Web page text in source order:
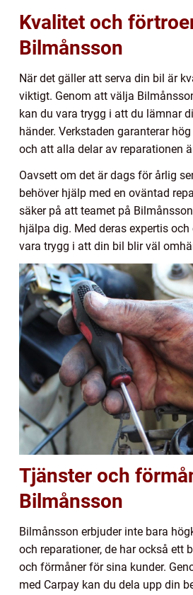
Kvalitet och
Bilmånsson
När det gäller att serva din bil är
viktigt. Genom att välja
kan du vara trygg i att du lämnar
händer. Verkstaden garanterar
och att alla delar av reparationen
Oavsett om det är dags för årlig
behöver hjälp med en oväntad
säker på att teamet på
hjälpa dig. Med deras expertis
vara trygg i att din bil blir väl
Tjänster och
Bilmånsson
Bilmånsson erbjuder inte bara
och reparationer, de har också ett
och förmåner för sina kunder.
med Carpay kan du dela upp din